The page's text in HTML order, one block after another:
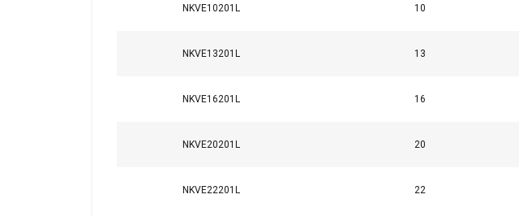
NKVE10201L 10
NKVE13201L 13
NKVE16201L 16
NKVE20201L 20
NKVE22201L 22